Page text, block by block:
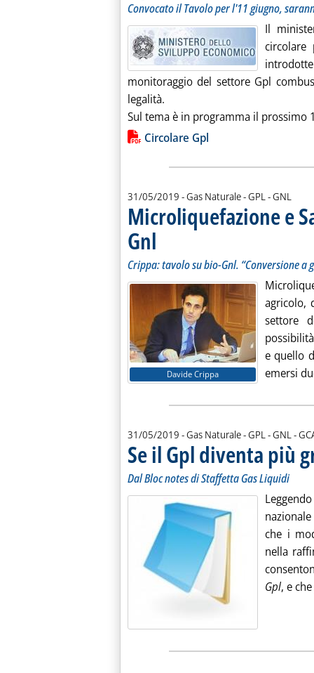
Convocato il Tavolo per l'11 giugno,
Il
monitoraggio del settore Gpl
legalità.
Sul tema è in programma il prossimo
Lista allegati PDF alla notizia
Circolare Gpl
31/05/2019 - Gas Naturale - GPL - GNL
Microliquefazione e
Gnl . Sottotitolo: Crippa: tavolo su bio-Gnl.
. Pubblicata venerdì 31 maggio 2019 alle 13.56.
Crippa: tavolo su bio-Gnl. “Conversione a
Davide Crippa
agricolo,
settore
e quello
emersi
31/05/2019 - Gas Naturale - GPL - GNL -di:
Se il Gpl diventa più
Dal Bloc notes di Staffetta Gas Liquidi
che i
nella
Gpl, e